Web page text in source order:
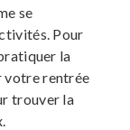
se
Pour
la
votre rentrée
trouver la